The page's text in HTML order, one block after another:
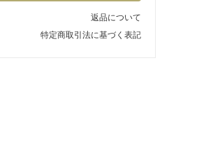
返品について
特定商取引法に基づく表記